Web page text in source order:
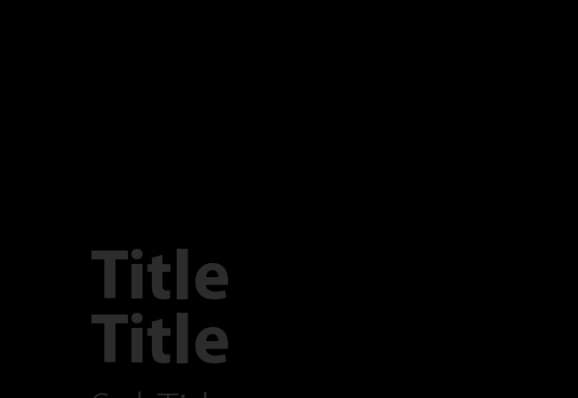
Title
Title